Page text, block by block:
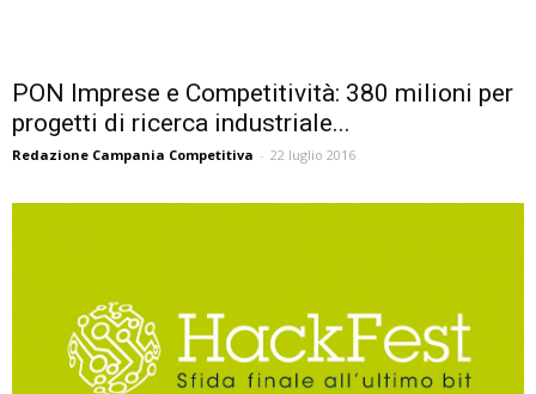
PON Imprese e Competitività: 380 milioni per
progetti di ricerca industriale...
Redazione Campania Competitiva - 22 luglio 2016